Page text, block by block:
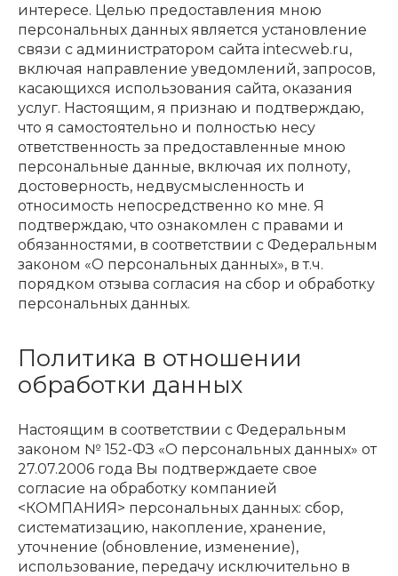
интересе. Целью предоставления мною
персональных данных является установление
связи с администратором сайта intecweb.ru,
включая направление уведомлений, запросов,
касающихся использования сайта, оказания
услуг. Настоящим, я признаю и подтверждаю,
что я самостоятельно и полностью несу
ответственность за предоставленные мною
персональные данные, включая их полноту,
достоверность, недвусмысленность и
относимость непосредственно ко мне. Я
подтверждаю, что ознакомлен с правами и
обязанностями, в соответствии с Федеральным
законом «О персональных данных», в т.ч.
порядком отзыва согласия на сбор и обработку
персональных данных.
Политика в отношении
обработки данных
Настоящим в соответствии с Федеральным
законом № 152-ФЗ «О персональных данных» от
27.07.2006 года Вы подтверждаете свое
согласие на обработку компанией
<КОМПАНИЯ> персональных данных: сбор,
систематизацию, накопление, хранение,
уточнение (обновление, изменение),
использование, передачу исключительно в